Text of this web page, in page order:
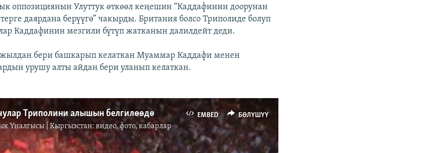
оппозициянын Улуттук өткөөл кеңешин “Каддафинин доорунан
даярдана берүүгө” чакырды. Британия болсо Триполиде болуп
Каддафинин мезгили бүтүп жатканын далилдейт деди.
бери башкарып келаткан Муаммар Каддафи менен
урушу алты айдан бери уланып келаткан.
EMBED БӨЛҮШҮҮ
Триполини алышын белгилөөдө
Үналгысы | Кыргызстан: видео, фото, кабарлар